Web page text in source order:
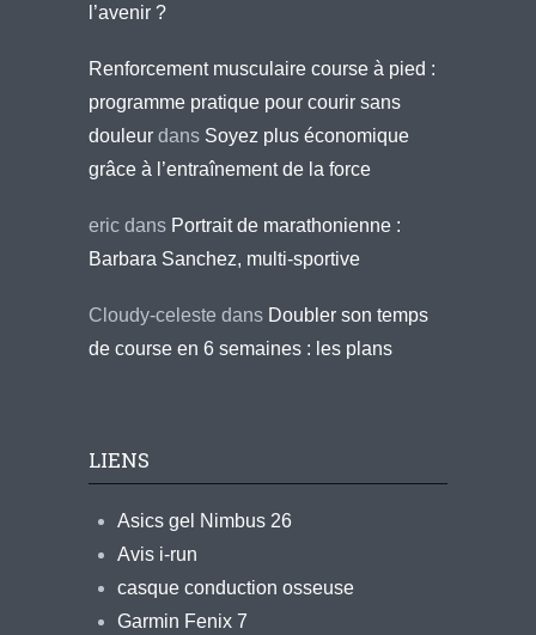
l’avenir ?
Renforcement musculaire course à pied :
programme pratique pour courir sans
douleur dans Soyez plus économique
grâce à l’entraînement de la force
eric dans Portrait de marathonienne :
Barbara Sanchez, multi-sportive
Cloudy-celeste dans Doubler son temps
de course en 6 semaines : les plans
LIENS
Asics gel Nimbus 26
Avis i-run
casque conduction osseuse
Garmin Fenix 7